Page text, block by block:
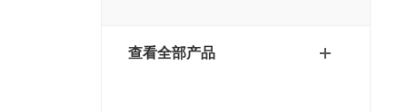
查看全部产品